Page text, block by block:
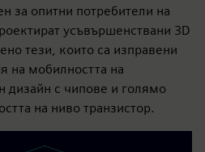
за опитни потребители на
усъвършенствани 3D
тези, които са изправени
на мобилността на
дизайн с чипове и голямо
на ниво транзистор.